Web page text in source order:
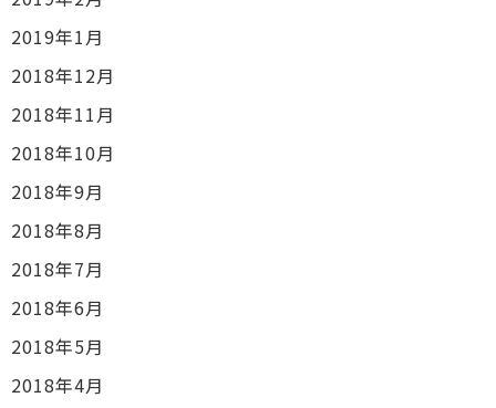
2019年1月
2018年12月
2018年11月
2018年10月
2018年9月
2018年8月
2018年7月
2018年6月
2018年5月
2018年4月